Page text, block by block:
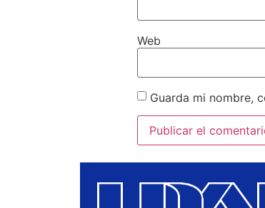
Web
Guarda mi nombre,